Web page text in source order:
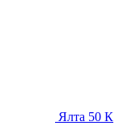
Ялта 50 К